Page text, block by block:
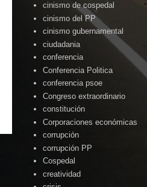
cinismo de cospedal
cinismo del PP
cinismo gubernamental
ciudadania
conferencia
Conferencia Politica
conferencia psoe
Congreso extraordinario
constitución
Corporaciones económicas
corrupción
corrupción PP
Cospedal
creatividad